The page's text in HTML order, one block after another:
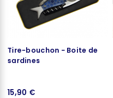
Tire-bouchon - Boite de
sardines
15,90 €